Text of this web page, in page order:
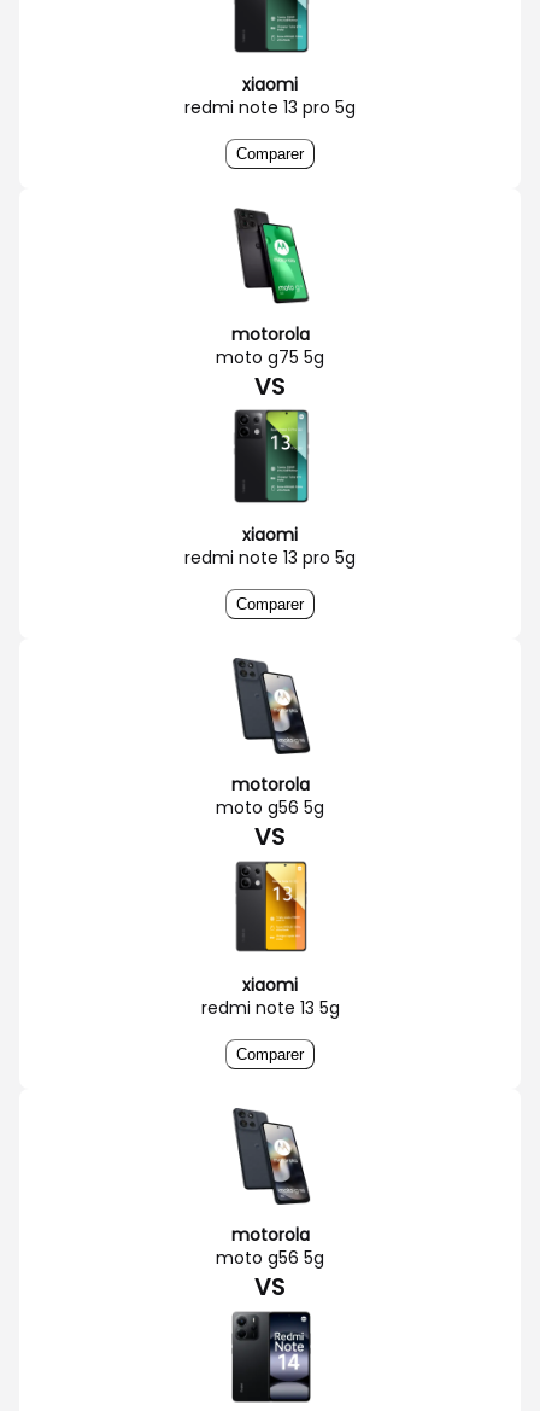
xiaomi
redmi note 13 pro 5g
Comparer
motorola
moto g75 5g
VS
xiaomi
redmi note 13 pro 5g
Comparer
motorola
moto g56 5g
VS
xiaomi
redmi note 13 5g
Comparer
motorola
moto g56 5g
VS